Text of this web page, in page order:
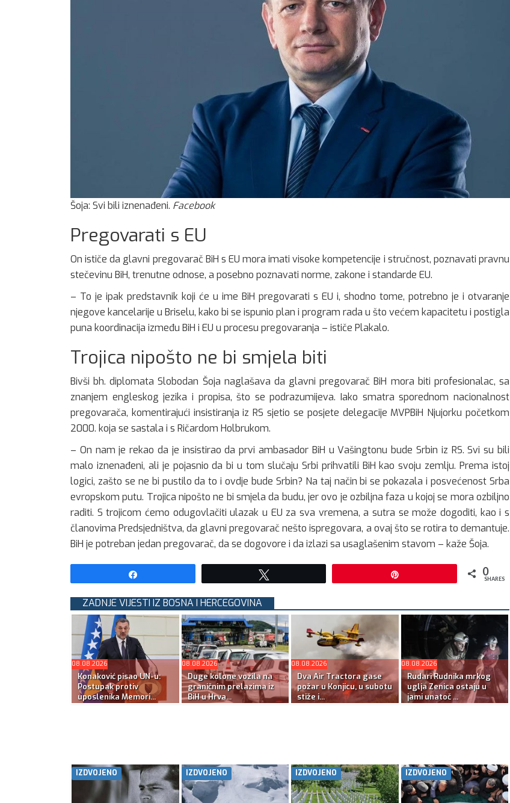
Šoja: Svi bili iznenađeni. Facebook
Pregovarati s EU
On ističe da glavni pregovarač BiH s EU mora imati visoke kompetencije i stručnost, poznavati pravnu
stečevinu BiH, trenutne odnose, a posebno poznavati norme, zakone i standarde EU.
– To je ipak predstavnik koji će u ime BiH pregovarati s EU i, shodno tome, potrebno je i otvaranje
njegove kancelarije u Briselu, kako bi se ispunio plan i program rada u što većem kapacitetu i postigla
puna koordinacija između BiH i EU u procesu pregovaranja – ističe Plakalo.
Trojica nipošto ne bi smjela biti
Bivši bh. diplomata Slobodan Šoja naglašava da glavni pregovarač BiH mora biti profesionalac, sa
znanjem engleskog jezika i propisa, što se podrazumijeva. Iako smatra sporednom nacionalnost
pregovarača, komentirajući insistiranja iz RS sjetio se posjete delegacije MVPBiH Njujorku početkom
2000. koja se sastala i s Ričardom Holbrukom.
– On nam je rekao da je insistirao da prvi ambasador BiH u Vašingtonu bude Srbin iz RS. Svi su bili
malo iznenađeni, ali je pojasnio da bi u tom slučaju Srbi prihvatili BiH kao svoju zemlju. Prema istoj
logici, zašto se ne bi pustilo da to i ovdje bude Srbin? Na taj način bi se pokazala i posvećenost Srba
evropskom putu. Trojica nipošto ne bi smjela da budu, jer ovo je ozbiljna faza u kojoj se mora ozbiljno
raditi. S trojicom ćemo odugovlačiti ulazak u EU za sva vremena, a sutra se može dogoditi, kao i s
članovima Predsjedništva, da glavni pregovarač nešto ispregovara, a ovaj što se rotira to demantuje.
BiH je potreban jedan pregovarač, da se dogovore i da izlazi sa usaglašenim stavom – kaže Šoja.
0
SHARES
ZADNJE VIJESTI IZ BOSNA I HERCEGOVINA
08.08.2026
Konaković pisao UN-u:
Postupak protiv
uposlenika Memori...
08.08.2026
Duge kolone vozila na
graničnim prelazima iz
BiH u Hrva...
08.08.2026
Dva Air Tractora gase
požar u Konjicu, u subotu
stiže i...
08.08.2026
Rudari Rudnika mrkog
uglja Zenica ostaju u
jami unatoč ...
IZDVOJENO IZDVOJENO IZDVOJENO IZDVOJENO